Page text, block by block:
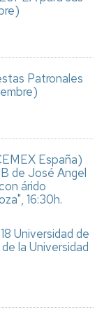
Patronales
España)
de José Angel
árido
16:30h.
Universidad de
la Universidad